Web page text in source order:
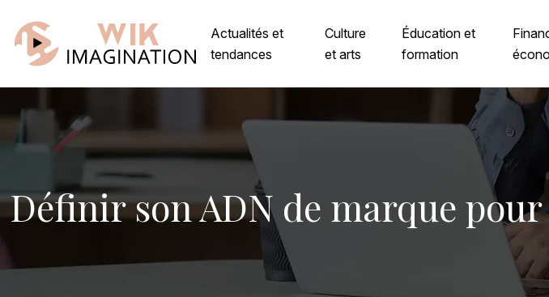
Actualités et
tendances
Culture
et arts
Éducation et
formation
Définir son ADN de marque